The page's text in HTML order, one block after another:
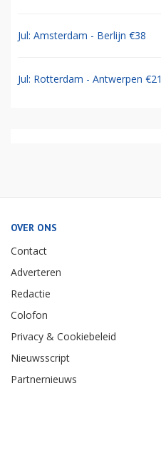
Jul: Amsterdam - Berlijn €38
Jul: Rotterdam - Antwerpen €21
OVER ONS
Contact
Adverteren
Redactie
Colofon
Privacy & Cookiebeleid
Nieuwsscript
Partnernieuws